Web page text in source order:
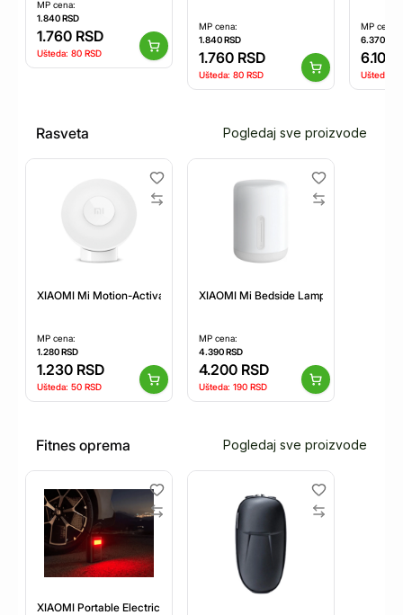
MP cena:
1.840RSD
1.760 RSD
Ušteda: 80 RSD
MP cena:
1.840RSD
1.760 RSD
Ušteda: 80 RSD
MP cena:
6.370
6.100
Ušteda:
Rasveta Pogledaj sve proizvode
XIAOMI Mi Motion-Activated Night Light 2 (Bluetooth) BHR5278GL
MP cena:
1.280RSD
1.230 RSD
Ušteda: 50 RSD
XIAOMI Mi Bedside Lamp 2
MP cena:
4.390RSD
4.200 RSD
Ušteda: 190 RSD
Fitnes oprema Pogledaj sve proizvode
XIAOMI Portable Electric Air Compressor 2 Pro BHR9099GL